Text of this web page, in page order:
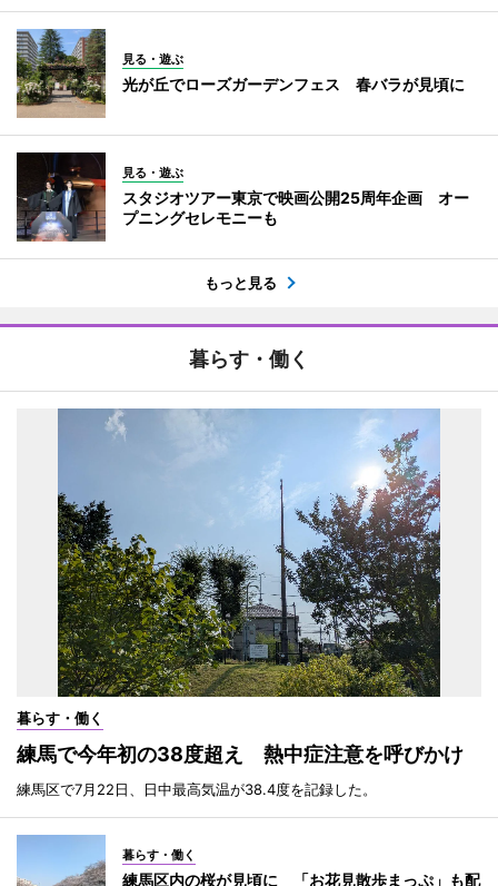
見る・遊ぶ
光が丘でローズガーデンフェス 春バラが見頃に
見る・遊ぶ
スタジオツアー東京で映画公開25周年企画 オー
プニングセレモニーも
もっと見る
暮らす・働く
暮らす・働く
練馬で今年初の38度超え 熱中症注意を呼びかけ
練馬区で7月22日、日中最高気温が38.4度を記録した。
暮らす・働く
練馬区内の桜が見頃に 「お花見散歩まっぷ」も配